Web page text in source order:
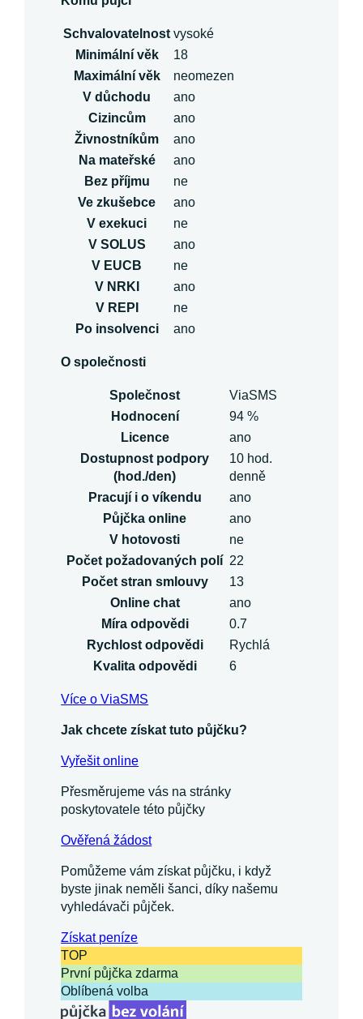
Schvalovatelnost vysoké
Minimální věk
18
Maximální věk
neomezen
V důchodu
ano
Cizincům
ano
Živnostníkům
ano
Na mateřské
ano
Bez příjmu
ne
Ve zkušebce
ano
V exekuci
ne
V SOLUS
ano
V EUCB
ne
V NRKI
ano
V REPI
ne
Po insolvenci
ano
O společnosti
Společnost
ViaSMS
Hodnocení
94 %
Licence
ano
Dostupnost podpory
(hod./den)
10 hod.
denně
Pracují i o víkendu
ano
Půjčka online
ano
V hotovosti
ne
Počet požadovaných polí 22
Počet stran smlouvy
13
Online chat
ano
Míra odpovědi
0.7
Rychlost odpovědi
Rychlá
Kvalita odpovědi
6
Více o ViaSMS
Jak chcete získat tuto půjčku?
Vyřešit online
Přesměrujeme vás na stránky
poskytovatele této půjčky
Ověřená žádost
Pomůžeme vám získat půjčku, i když
byste jinak neměli šanci, díky našemu
vyhledávači půjček.
Získatpeníze
TOP
První půjčka zdarma
Oblíbená volba